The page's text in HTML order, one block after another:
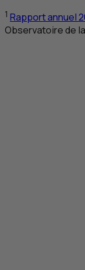
1 Rapport annuel
Observatoire de